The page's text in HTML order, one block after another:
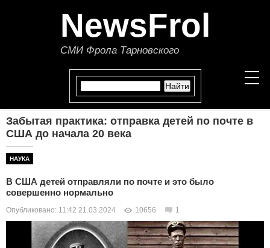
NewsFrol
СМИ Фрола Тарновского
НОВОСТИ
ПОЛИТИКА
ЭКОНОМИКА
В МИРЕ
Забытая практика: отправка детей по почте в
США до начала 20 века
НАУКА
В США детей отправляли по почте и это было
совершенно нормально
Опубликовано: 11:42 21.03.2024 10656 1